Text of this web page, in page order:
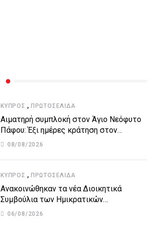
ΚΎΠΡΟΣ , ΠΡΩΤΟΣΈΛΙΔΑ
Αιματηρή συμπλοκή στον Άγιο Νεόφυτο
Πάφου: Έξι ημέρες κράτηση στον
51χρονο μοναχό
08/08/2026
ΚΎΠΡΟΣ , ΠΡΩΤΟΣΈΛΙΔΑ
Ανακοινώθηκαν τα νέα Διοικητικά
Συμβούλια των Ημικρατικών
Οργανισμών – Όλη η λίστα με τα
06/08/2026